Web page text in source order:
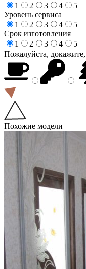
1
2 3 4
5
Уровень сервиса
1
2 3 4
5
Срок изготовления
1
2 3 4
5
Пожалуйста,
Похожие модели